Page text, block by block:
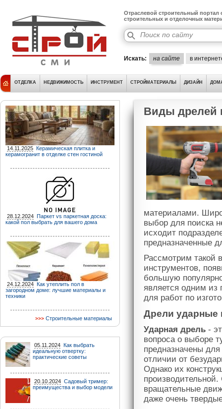
Отраслевой строительный портал
строительных и отделочных
Искать: на сайте в
ОТДЕЛКА НЕДВИЖИМОСТЬ ИНСТРУМЕНТ СТРОЙМАТЕРИАЛЫ ДИЗАЙН
14.11.2025 Керамическая плитка и
керамогранит в отделке стен гостиной
28.12.2024 Паркет vs паркетная доска:
какой пол выбрать для вашего дома
24.12.2024 Как утеплить пол в
загородном доме: лучшие материалы и
техники
Строительные материалы
05.11.2024 Как выбрать
идеальную отвертку:
практические советы
20.10.2024 Садовый тример:
преимущества и выбор модели
Виды дрелей
материалами.
выбор для поиска
исходит
предназначенные
Рассмотрим такой
инструментов,
большую
является одним из
для работ по
Дрели ударные
Ударная дрель -
вопроса о выборе
предназначены
отличии от
Однако их
вращательные
даже очень